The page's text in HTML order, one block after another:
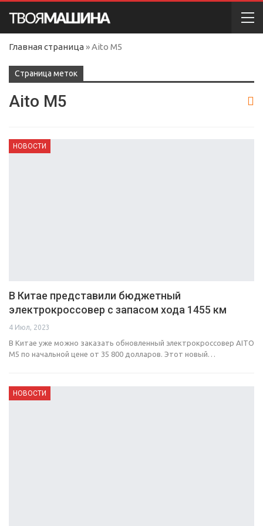
Главная страница »Aito M5
Cтраница меток
Aito M5
НОВОСТИ
В Китае представили бюджетный
электрокроссовер с запасом хода 1455 км
4 Июл, 2023
В Китае уже можно заказать обновленный электрокроссовер AITO
M5 по начальной цене от 35 800 долларов. Этот новый…
НОВОСТИ